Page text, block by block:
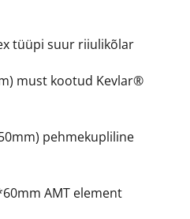
tüüpi suur riiulikõlar
must kootud Kevlar®
pehmekupliline
AMT element